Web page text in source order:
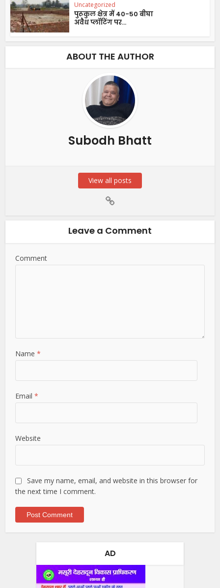
Uncategorized
पुरूकुल क्षेत्र में 40-50 बीघा
अवैध प्लॉटिंग पर...
ABOUT THE AUTHOR
Subodh Bhatt
View all posts
Leave a Comment
Comment
Name*
Email*
Website
Save my name, email, and website in this browser for
the next time I comment.
AD